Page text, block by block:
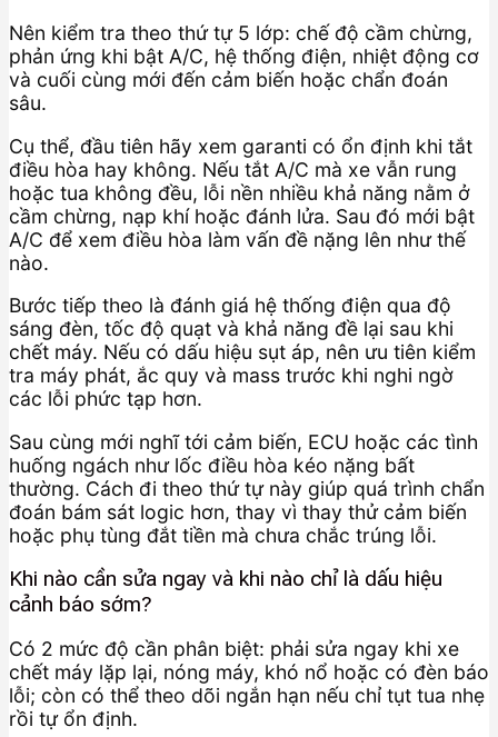
Nên kiểm tra theo thứ tự 5 lớp: chế độ cầm chừng,
phản ứng khi bật A/C, hệ thống điện, nhiệt động cơ
và cuối cùng mới đến cảm biến hoặc chẩn đoán
sâu.
Cụ thể, đầu tiên hãy xem garanti có ổn định khi tắt
điều hòa hay không. Nếu tắt A/C mà xe vẫn rung
hoặc tua không đều, lỗi nền nhiều khả năng nằm ở
cầm chừng, nạp khí hoặc đánh lửa. Sau đó mới bật
A/C để xem điều hòa làm vấn đề nặng lên như thế
nào.
Bước tiếp theo là đánh giá hệ thống điện qua độ
sáng đèn, tốc độ quạt và khả năng đề lại sau khi
chết máy. Nếu có dấu hiệu sụt áp, nên ưu tiên kiểm
tra máy phát, ắc quy và mass trước khi nghi ngờ
các lỗi phức tạp hơn.
Sau cùng mới nghĩ tới cảm biến, ECU hoặc các tình
huống ngách như lốc điều hòa kéo nặng bất
thường. Cách đi theo thứ tự này giúp quá trình chẩn
đoán bám sát logic hơn, thay vì thay thử cảm biến
hoặc phụ tùng đắt tiền mà chưa chắc trúng lỗi.
Khi nào cần sửa ngay và khi nào chỉ là dấu hiệu
cảnh báo sớm?
Có 2 mức độ cần phân biệt: phải sửa ngay khi xe
chết máy lặp lại, nóng máy, khó nổ hoặc có đèn báo
lỗi; còn có thể theo dõi ngắn hạn nếu chỉ tụt tua nhẹ
rồi tự ổn định.